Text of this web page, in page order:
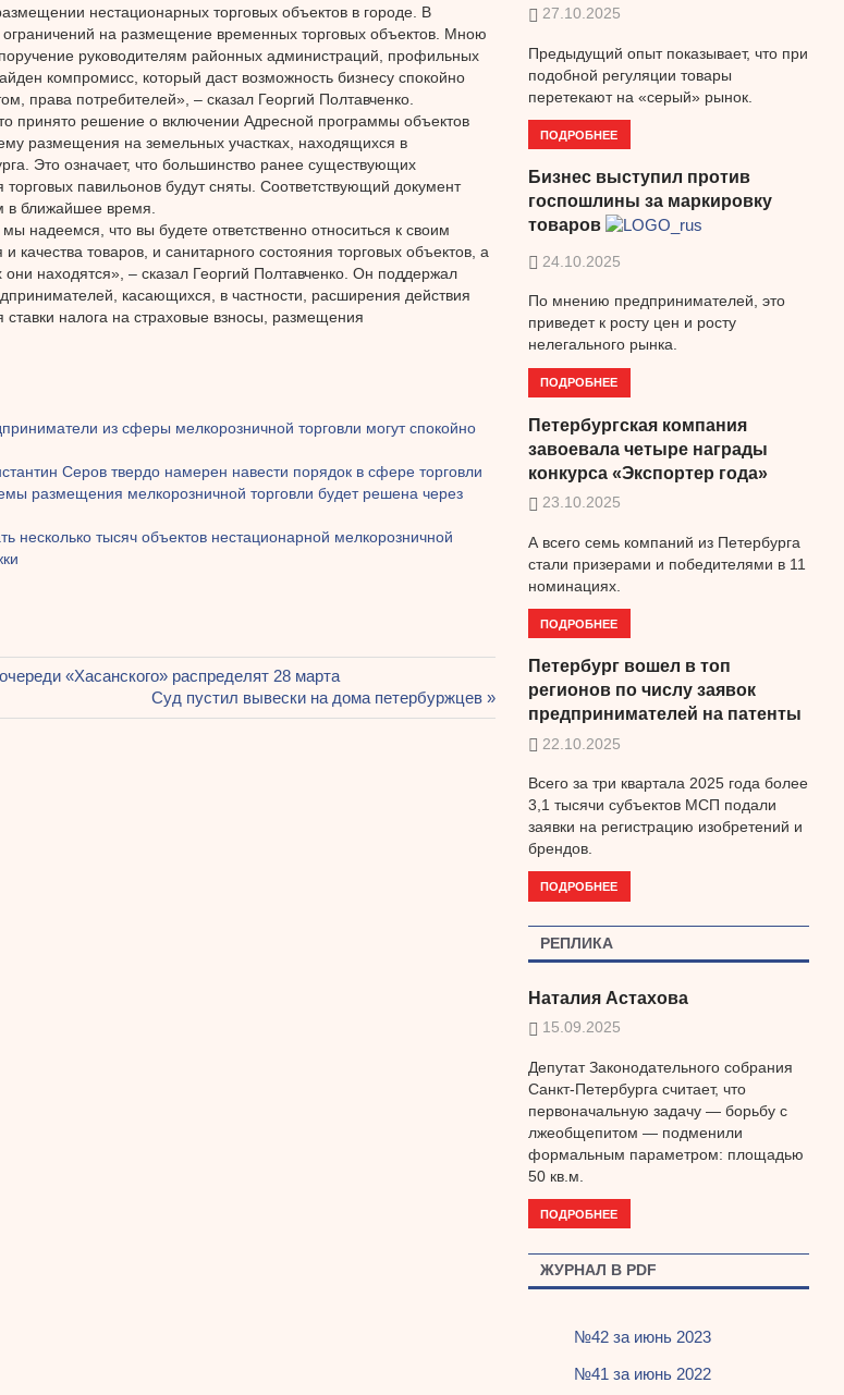
нестационарных торговых объектов в городе. В
на размещение временных торговых объектов. Мною
руководителям районных администраций, профильных
компромисс, который даст возможность бизнесу спокойно
права потребителей», – сказал Георгий Полтавченко.
принято решение о включении Адресной программы объектов
размещения на земельных участках, находящихся в
Это означает, что большинство ранее существующих
павильонов будут сняты. Соответствующий документ
в ближайшее время.
надеемся, что вы будете ответственно относиться к своим
качества товаров, и санитарного состояния торговых объектов, а
они находятся», – сказал Георгий Полтавченко. Он поддержал
касающихся, в частности, расширения действия
налога на страховые взносы, размещения
из сферы мелкорозничной торговли могут спокойно
Серов твердо намерен навести порядок в сфере торговли
размещения мелкорозничной торговли будет решена через
несколько тысяч объектов нестационарной мелкорозничной
«Хасанского» распределят 28 марта
Следующая
запись:
Суд пустил вывески на дома петербуржцев
27.10.2025
Предыдущий опыт показывает, что при
подобной регуляции товары
перетекают на «серый» рынок.
ПОДРОБНЕЕ
Бизнес выступил против
госпошлины за маркировку
товаров
24.10.2025
По мнению предпринимателей, это
приведет к росту цен и росту
нелегального рынка.
ПОДРОБНЕЕ
Петербургская компания
завоевала четыре награды
конкурса «Экспортер года»
23.10.2025
А всего семь компаний из Петербурга
стали призерами и победителями в 11
номинациях.
ПОДРОБНЕЕ
Петербург вошел в топ
регионов по числу заявок
предпринимателей на патенты
22.10.2025
Всего за три квартала 2025 года более
3,1 тысячи субъектов МСП подали
заявки на регистрацию изобретений и
брендов.
ПОДРОБНЕЕ
РЕПЛИКА
Наталия Астахова
15.09.2025
Депутат Законодательного собрания
Санкт-Петербурга считает, что
первоначальную задачу — борьбу с
лжеобщепитом — подменили
формальным параметром: площадью
50 кв.м.
ПОДРОБНЕЕ
ЖУРНАЛ В PDF
№42 за июнь 2023
№41 за июнь 2022